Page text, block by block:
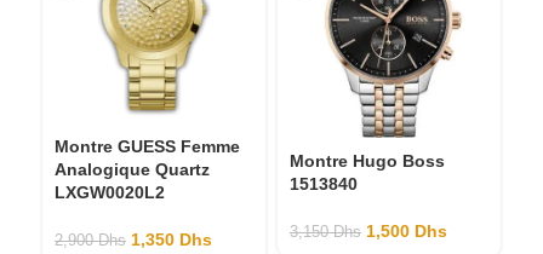
Montre GUESS Femme
Analogique Quartz
LXGW0020L2
2,900Dhs 1,350 Dhs
Montre Hugo Boss
1513840
3,150Dhs 1,500 Dhs